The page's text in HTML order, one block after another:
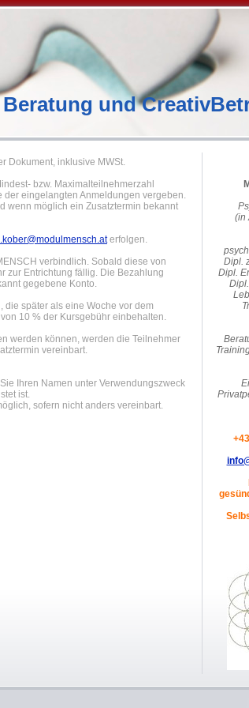
und
Dokument, inklusive MWSt.
bzw. Maximalteilnehmerzahl
eingelangten Anmeldungen vergeben.
wenn möglich ein Zusatztermin bekannt
erfolgen.
verbindlich. Sobald diese von
zur Entrichtung fällig. Die Bezahlung
gegebene Konto.
später als eine Woche vor dem
10 % der Kursgebühr einbehalten.
werden können, werden die Teilnehmer
vereinbart.
Ihren Namen unter Verwendungszweck
ist.
sofern nicht anders vereinbart.
(in
Dipl.
Dipl.